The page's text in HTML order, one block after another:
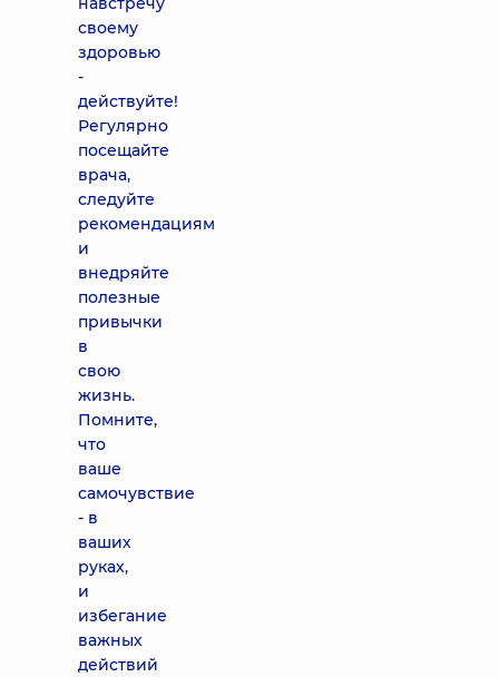
своему
здоровью
-
действуйте!
Регулярно
посещайте
врача,
следуйте
рекомендациям
и
внедряйте
полезные
привычки
в
свою
жизнь.
Помните,
что
ваше
самочувствие
- в
ваших
руках,
и
избегание
важных
действий